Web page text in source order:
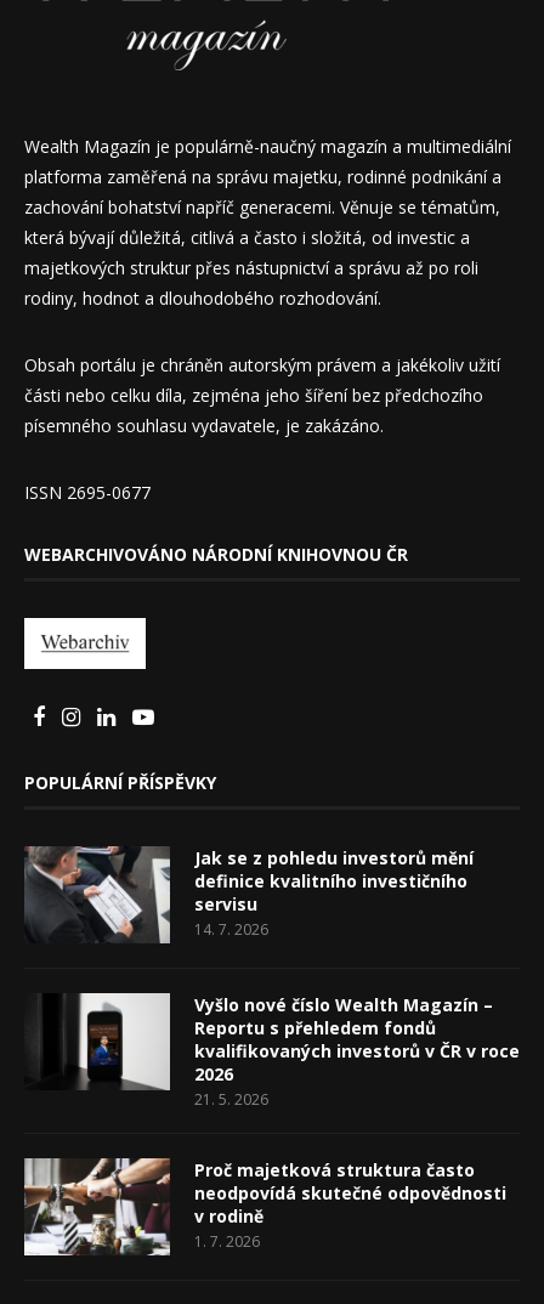
Wealth Magazín je populárně-naučný magazín a multimediální
platforma zaměřená na správu majetku, rodinné podnikání a
zachování bohatství napříč generacemi. Věnuje se tématům,
která bývají důležitá, citlivá a často i složitá, od investic a
majetkových struktur přes nástupnictví a správu až po roli
rodiny, hodnot a dlouhodobého rozhodování.
Obsah portálu je chráněn autorským právem a jakékoliv užití
části nebo celku díla, zejména jeho šíření bez předchozího
písemného souhlasu vydavatele, je zakázáno.
ISSN 2695-0677
WEBARCHIVOVÁNO NÁRODNÍ KNIHOVNOU ČR
POPULÁRNÍ PŘÍSPĚVKY
Jak se z pohledu investorů mění
definice kvalitního investičního
servisu
14. 7. 2026
Vyšlo nové číslo Wealth Magazín –
Reportu s přehledem fondů
kvalifikovaných investorů v ČR v roce
2026
21. 5. 2026
Proč majetková struktura často
neodpovídá skutečné odpovědnosti
v rodině
1. 7. 2026